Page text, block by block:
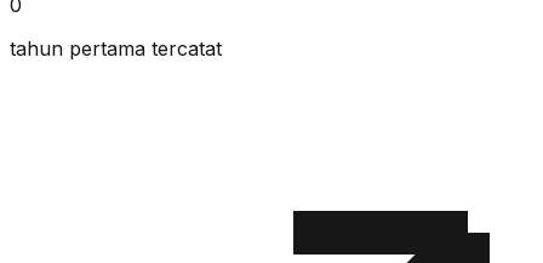
tahun pertama tercatat